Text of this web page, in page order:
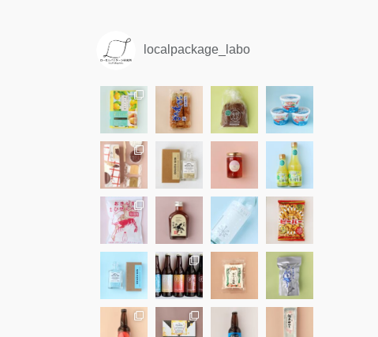
localpackage_labo